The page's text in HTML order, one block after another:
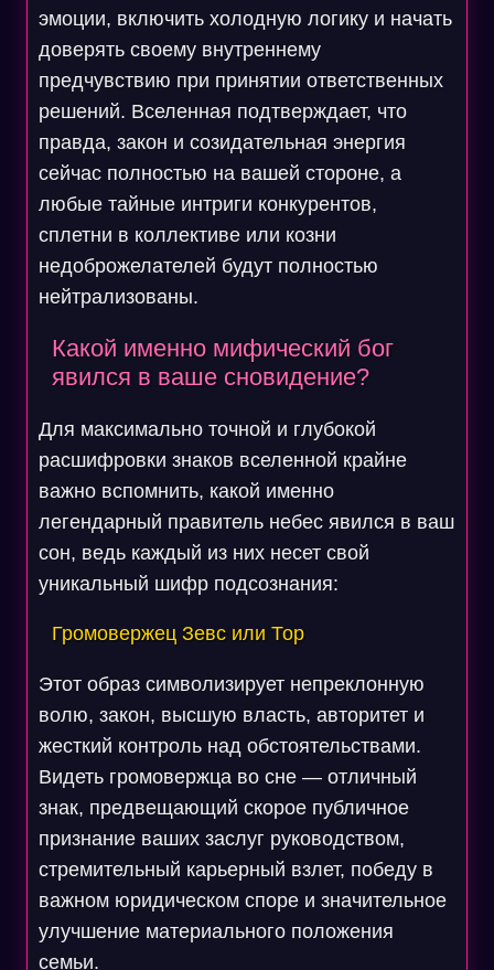
эмоции, включить холодную логику и начать
доверять своему внутреннему
предчувствию при принятии ответственных
решений. Вселенная подтверждает, что
правда, закон и созидательная энергия
сейчас полностью на вашей стороне, а
любые тайные интриги конкурентов,
сплетни в коллективе или козни
недоброжелателей будут полностью
нейтрализованы.
Какой именно мифический бог
явился в ваше сновидение?
Для максимально точной и глубокой
расшифровки знаков вселенной крайне
важно вспомнить, какой именно
легендарный правитель небес явился в ваш
сон, ведь каждый из них несет свой
уникальный шифр подсознания:
Громовержец Зевс или Тор
Этот образ символизирует непреклонную
волю, закон, высшую власть, авторитет и
жесткий контроль над обстоятельствами.
Видеть громовержца во сне — отличный
знак, предвещающий скорое публичное
признание ваших заслуг руководством,
стремительный карьерный взлет, победу в
важном юридическом споре и значительное
улучшение материального положения
семьи.